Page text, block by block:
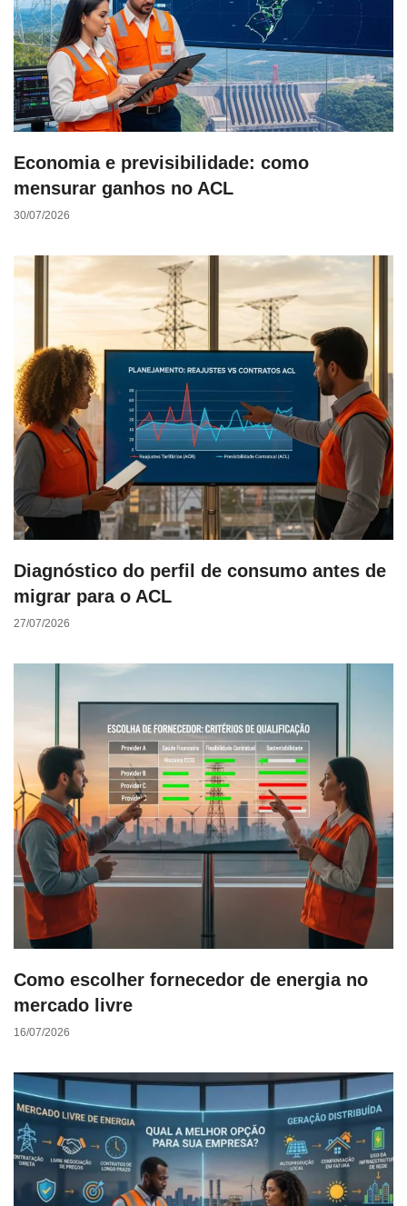
Economia e previsibilidade: como
mensurar ganhos no ACL
30/07/2026
Diagnóstico do perfil de consumo antes de
migrar para o ACL
27/07/2026
Como escolher fornecedor de energia no
mercado livre
16/07/2026